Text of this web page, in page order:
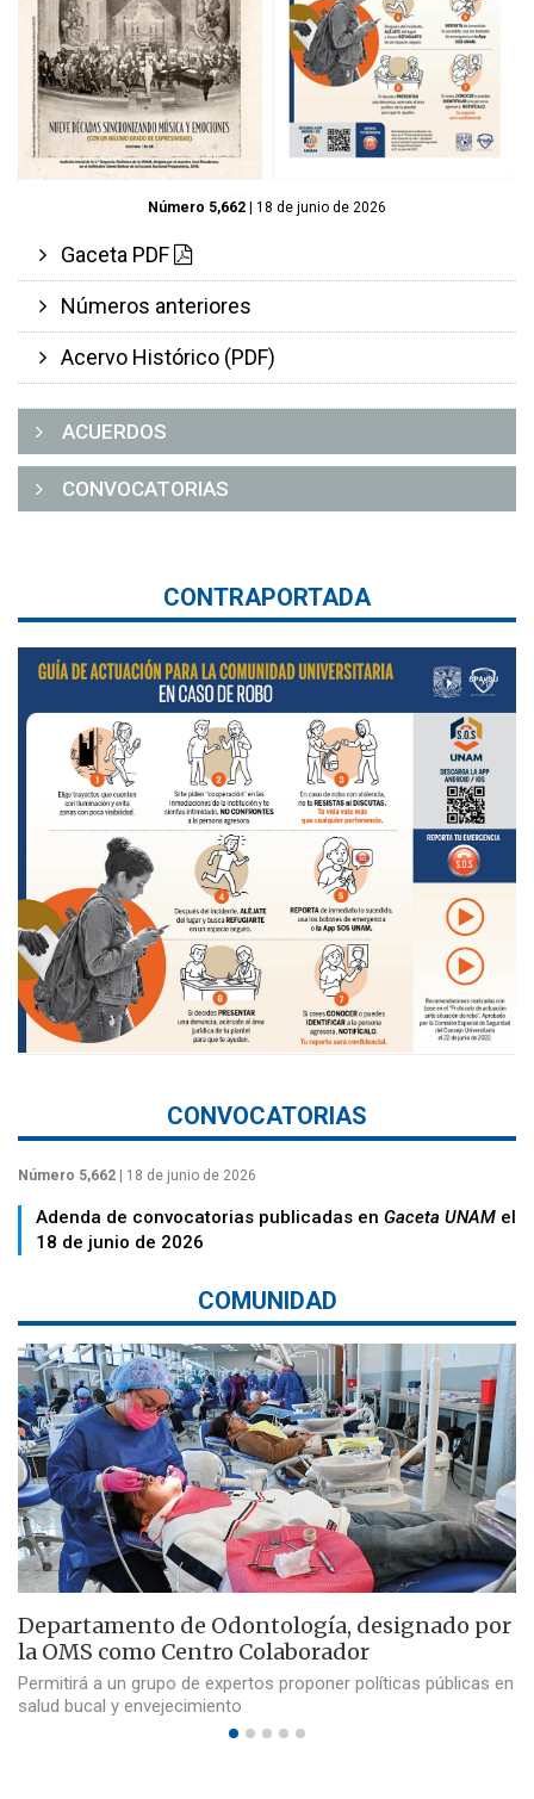
Número 5,662 | 18 de junio de 2026
Gaceta PDF
Números anteriores
Acervo Histórico (PDF)
ACUERDOS
CONVOCATORIAS
CONTRAPORTADA
CONVOCATORIAS
Número 5,662 | 18 de junio de 2026
Adenda de convocatorias publicadas en Gaceta UNAM el
18 de junio de 2026
COMUNIDAD
Departamento de Odontología, designado por
la OMS como Centro Colaborador
Permitirá a un grupo de expertos proponer políticas públicas en
salud bucal y envejecimiento